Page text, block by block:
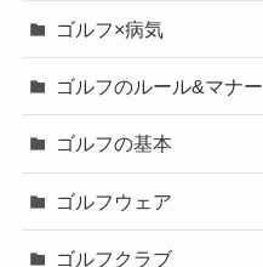
ゴルフ×病気
ゴルフのルール&マナー
ゴルフの基本
ゴルフウェア
ゴルフクラブ